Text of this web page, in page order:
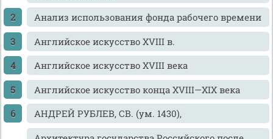
Анализ использования фонда рабочего времени
Английское искусство XVIII в.
Английское искусство XVIII века
Английское искусство конца XVIII—XIX века
АНДРЕЙ РУБЛЕВ, СВ. (ум. 1430),